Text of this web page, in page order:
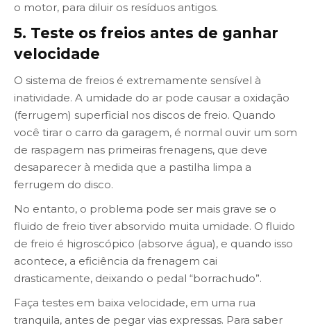
o motor, para diluir os resíduos antigos.
5. Teste os freios antes de ganhar
velocidade
O sistema de freios é extremamente sensível à
inatividade. A umidade do ar pode causar a oxidação
(ferrugem) superficial nos discos de freio. Quando
você tirar o carro da garagem, é normal ouvir um som
de raspagem nas primeiras frenagens, que deve
desaparecer à medida que a pastilha limpa a
ferrugem do disco.
No entanto, o problema pode ser mais grave se o
fluido de freio tiver absorvido muita umidade. O fluido
de freio é higroscópico (absorve água), e quando isso
acontece, a eficiência da frenagem cai
drasticamente, deixando o pedal “borrachudo”.
Faça testes em baixa velocidade, em uma rua
tranquila, antes de pegar vias expressas. Para saber